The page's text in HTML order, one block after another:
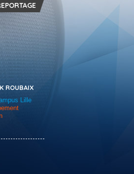
ROUBAIX
Lille